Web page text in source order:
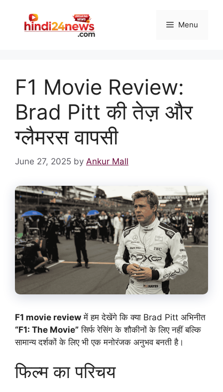
content
Menu
F1 Movie Review:
Brad Pitt की तेज़ और
ग्लैमरस वापसी
June 27, 2025 by Ankur Mall
F1 movie review में हम देखेंगे कि क्या Brad Pitt अभिनीत
“F1: The Movie” सिर्फ रेसिंग के शौकीनों के लिए नहीं बल्कि
सामान्य दर्शकों के लिए भी एक मनोरंजक अनुभव बनती है।
फिल्म का परिचय